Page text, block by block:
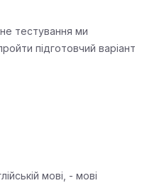
тестування ми
підготовчий варіант
мові, - мові